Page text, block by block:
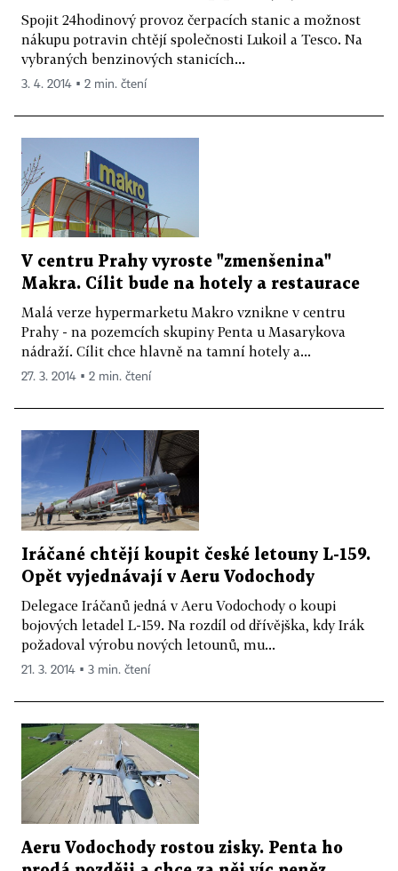
Spojit 24hodinový provoz čerpacích stanic a možnost
nákupu potravin chtějí společnosti Lukoil a Tesco. Na
vybraných benzinových stanicích...
3. 4. 2014 ▪ 2 min. čtení
V centru Prahy vyroste "zmenšenina"
Makra. Cílit bude na hotely a restaurace
Malá verze hypermarketu Makro vznikne v centru
Prahy - na pozemcích skupiny Penta u Masarykova
nádraží. Cílit chce hlavně na tamní hotely a...
27. 3. 2014 ▪ 2 min. čtení
Iráčané chtějí koupit české letouny L-159.
Opět vyjednávají v Aeru Vodochody
Delegace Iráčanů jedná v Aeru Vodochody o koupi
bojových letadel L-159. Na rozdíl od dřívějška, kdy Irák
požadoval výrobu nových letounů, mu...
21. 3. 2014 ▪ 3 min. čtení
Aeru Vodochody rostou zisky. Penta ho